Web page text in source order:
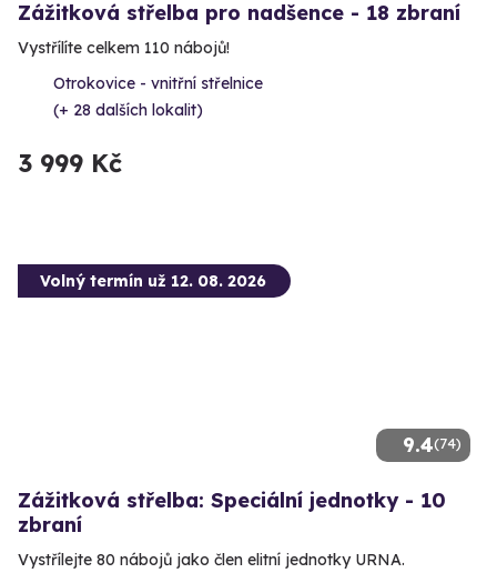
Zážitková střelba pro nadšence - 18 zbraní
Vystřílíte celkem 110 nábojů!
Otrokovice - vnitřní střelnice
(+ 28 dalších lokalit)
3 999 Kč
9.4(74)
Volný termín už 12. 08. 2026
Zážitková střelba: Speciální jednotky - 10
zbraní
Vystřílejte 80 nábojů jako člen elitní jednotky URNA.